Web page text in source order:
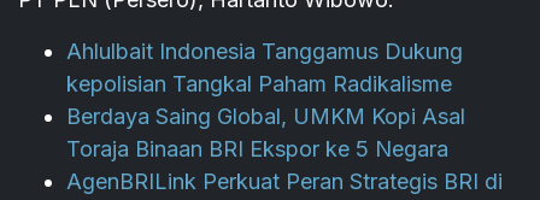
Ahlulbait Indonesia Tanggamus Dukung
kepolisian Tangkal Paham Radikalisme
Berdaya Saing Global, UMKM Kopi Asal
Toraja Binaan BRI Ekspor ke 5 Negara
AgenBRILink Perkuat Peran Strategis BRI di